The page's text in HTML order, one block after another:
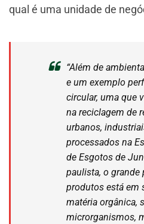
qual é uma unidade de
“Além de
e um exemplo
circular, uma que
na reciclagem de
urbanos,
processados na
de Esgotos de
paulista, o grande
produtos está em
matéria orgânica,
microrganismos,